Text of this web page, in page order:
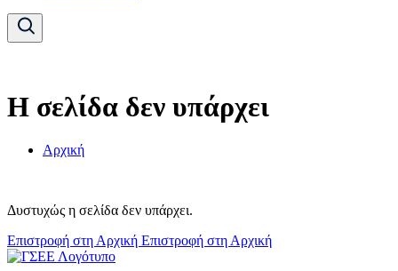
Η σελίδα δεν υπάρχει
Αρχική
Δυστυχώς η σελίδα δεν υπάρχει.
Επιστροφή στη Αρχική Επιστροφή στη Αρχική